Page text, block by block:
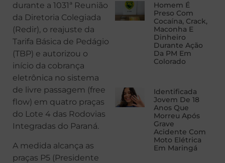
durante a 1031ª Reunião
da Diretoria Colegiada
(Redir), o reajuste da
Tarifa Básica de Pedágio
(TBP) e autorizou o
início da cobrança
eletrônica no sistema
de livre passagem (free
flow) em quatro praças
do Lote 4 das Rodovias
Integradas do Paraná.
A medida alcança as
praças P5 (Presidente
Homem É
Preso Com
Cocaína, Crack,
Maconha E
Dinheiro
Durante Ação
Da PM Em
Colorado
Identificada
Jovem De 18
Anos Que
Morreu Após
Grave
Acidente Com
Moto Elétrica
Em Maringá